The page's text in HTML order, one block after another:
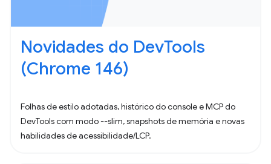
Novidades do DevTools
(Chrome 146)
Folhas de estilo adotadas, histórico do console e MCP do
DevTools com modo --slim, snapshots de memória e novas
habilidades de acessibilidade/LCP.